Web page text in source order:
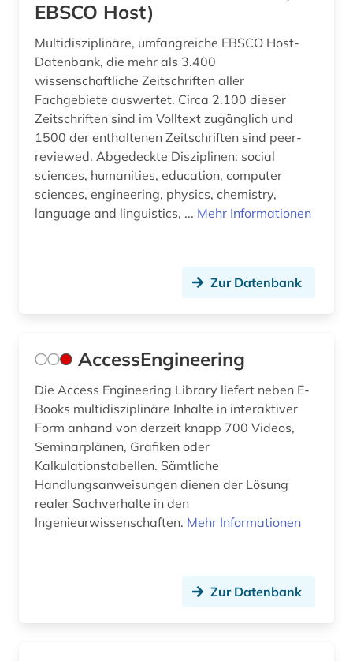
bergbau (2)
berlin (5)
beton (3)
betonbau (1)
betriebsführung (1)
betriebsorganisation (1)
bgvr (1)
bibliografie (14)
bibliographie (9)
bibliothek (2)
bibliotheksbau (1)
bibliotheksbestand (1)
EBSCO Host)
Multidisziplinäre, umfangreiche EBSCO Host-
Datenbank, die mehr als 3.400
wissenschaftliche Zeitschriften aller
Fachgebiete auswertet. Circa 2.100 dieser
Zeitschriften sind im Volltext zugänglich und
1500 der enthaltenen Zeitschriften sind peer-
reviewed. Abgedeckte Disziplinen: social
sciences, humanities, education, computer
sciences, engineering, physics, chemistry,
language and linguistics, ... Mehr Informationen
Zur Datenbank
AccessEngineering
Die Access Engineering Library liefert neben E-
Books multidisziplinäre Inhalte in interaktiver
Form anhand von derzeit knapp 700 Videos,
Seminarplänen, Grafiken oder
Kalkulationstabellen. Sämtliche
Handlungsanweisungen dienen der Lösung
realer Sachverhalte in den
Ingenieurwissenschaften. Mehr Informationen
Zur Datenbank